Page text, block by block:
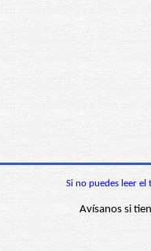
Si no puedes leer
Avísanos si